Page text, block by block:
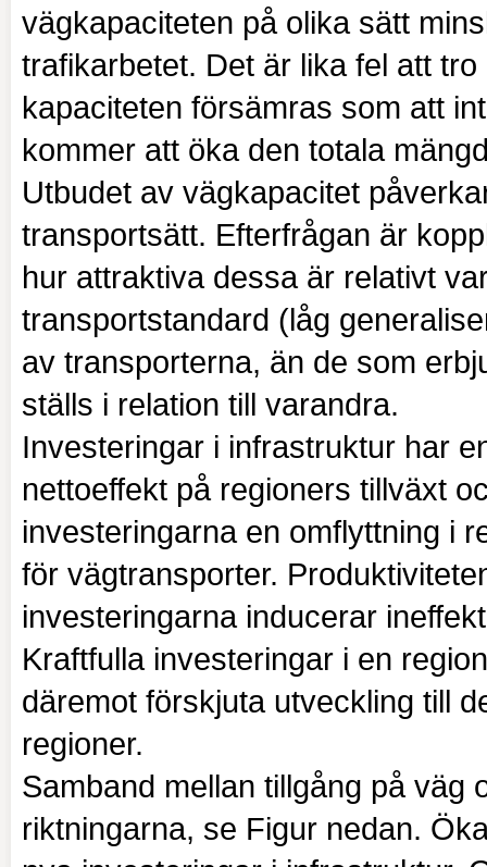
vägkapaciteten på olika sätt
trafikarbetet. Det är lika fel att
kapaciteten försämras som att
kommer att öka den totala
Utbudet av vägkapacitet
transportsätt. Efterfrågan är
hur attraktiva dessa är relativt
transportstandard (låg
av transporterna, än de som
ställs i relation till varandra.
Investeringar i infrastruktur har
nettoeffekt på regioners tillväxt
investeringarna en omflyttning i
för vägtransporter.
investeringarna inducerar
Kraftfulla investeringar i en
däremot förskjuta utveckling till
regioner.
Samband mellan tillgång på väg
riktningarna, se Figur nedan.